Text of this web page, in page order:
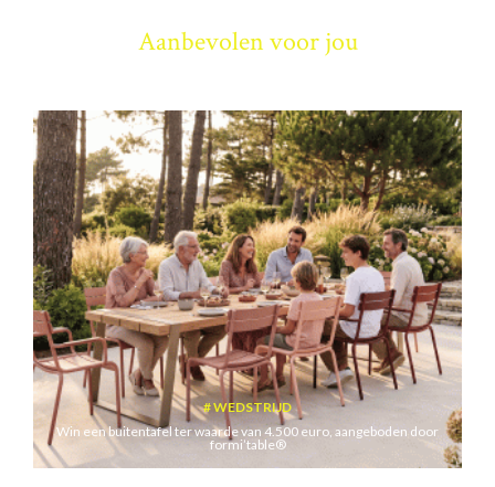
Aanbevolen voor jou
WEDSTRIJD
Win een buitentafel ter waarde van 4.500 euro, aangeboden door
formi’table®